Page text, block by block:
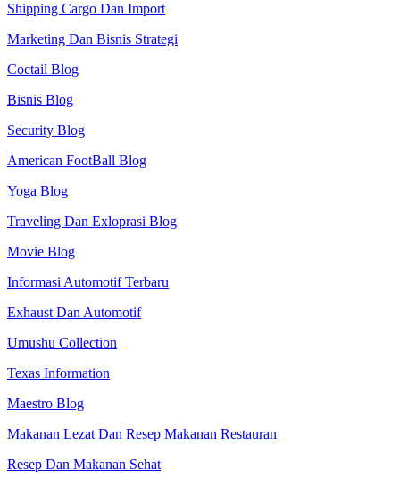
Shipping Cargo Dan Import
Marketing Dan Bisnis Strategi
Coctail Blog
Bisnis Blog
Security Blog
American FootBall Blog
Yoga Blog
Traveling Dan Exloprasi Blog
Movie Blog
Informasi Automotif Terbaru
Exhaust Dan Automotif
Umushu Collection
Texas Information
Maestro Blog
Makanan Lezat Dan Resep Makanan Restauran
Resep Dan Makanan Sehat